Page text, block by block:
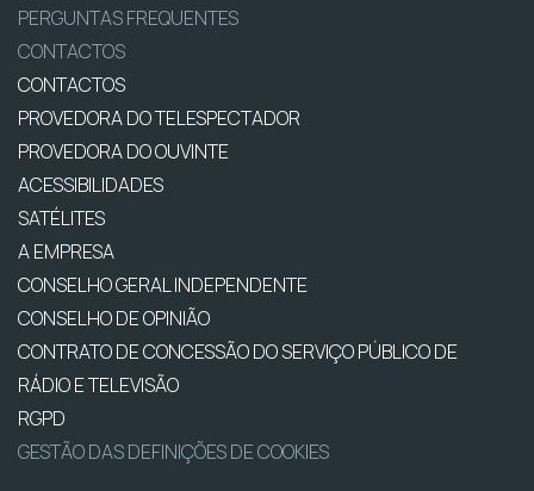
PERGUNTAS FREQUENTES
CONTACTOS
CONTACTOS
PROVEDORA DO TELESPECTADOR
PROVEDORA DO OUVINTE
ACESSIBILIDADES
SATÉLITES
A EMPRESA
CONSELHO GERAL INDEPENDENTE
CONSELHO DE OPINIÃO
CONTRATO DE CONCESSÃO DO SERVIÇO PÚBLICO DE
RÁDIO E TELEVISÃO
RGPD
GESTÃO DAS DEFINIÇÕES DE COOKIES